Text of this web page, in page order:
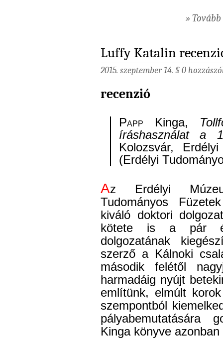
»
Luffy Katalin
2015. szeptember 14. § 0
recenzió
Papp Kinga,
íráshasználat a
Kolozsvár,
(Erdélyi
Az Erdélyi
Tudományos
kiváló doktori
kötete is a pár
dolgozatának
szerző a Kálnoki
második felétől
harmadáig nyújt
említünk, elmúlt
szempontból
pályabemutatására
Kinga könyve